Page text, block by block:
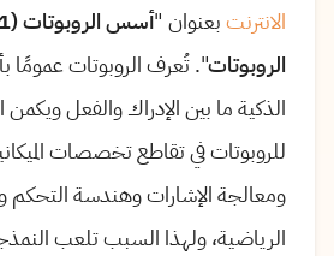
الانترنتبعنوان "
الروبوتات". تُعرف الروبوتات عمومًا
الذكية ما بين الإدراك والفعل
للروبوتات في تقاطع تخصصات
ومعالجة الإشارات وهندسة التحكم
الرياضية، ولهذا السبب تلعب